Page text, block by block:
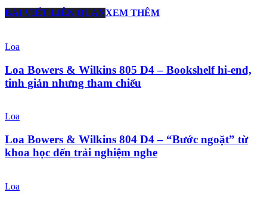
BÀI VIẾT LIÊN QUANXEM THÊM
Loa
Loa Bowers & Wilkins 805 D4 – Bookshelf hi-end,
tinh giản nhưng tham chiếu
Loa
Loa Bowers & Wilkins 804 D4 – “Bước ngoặt” từ
khoa học đến trải nghiệm nghe
Loa